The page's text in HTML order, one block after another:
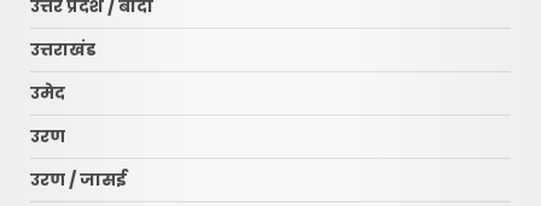
उत्तर प्रदेश / बांदा
उत्तराखंड
उमेद
उरण
उरण / जासई